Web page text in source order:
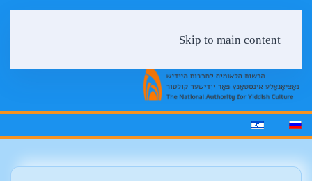
Skip to main content